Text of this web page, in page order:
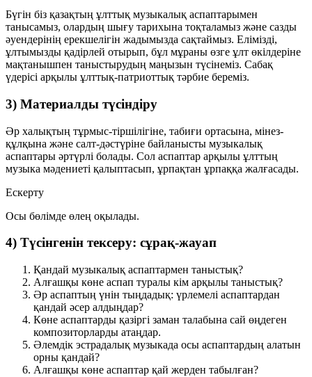
Бүгін біз қазақтың ұлттық музыкалық аспаптарымен
танысамыз, олардың шығу тарихына тоқталамыз және сазды
әуендерінің ерекшелігін жадымызда сақтаймыз. Елімізді,
ұлтымызды қадірлей отырып, бұл мұраны өзге ұлт өкілдеріне
мақтанышпен таныстырудың маңызын түсінеміз. Сабақ
үдерісі арқылы ұлттық-патриоттық тәрбие береміз.
3) Материалды түсіндіру
Әр халықтың тұрмыс-тіршілігіне, табиғи ортасына, мінез-
құлқына және салт-дәстүріне байланысты музыкалық
аспаптары әртүрлі болады. Сол аспаптар арқылы ұлттың
музыка мәдениеті қалыптасып, ұрпақтан ұрпаққа жалғасады.
Ескерту
Осы бөлімде өлең оқылады.
4) Түсінгенін тексеру: сұрақ-жауап
Қандай музыкалық аспаптармен таныстық?
Алғашқы көне аспап туралы кім арқылы таныстық?
Әр аспаптың үнін тыңдадық: үрлемелі аспаптардан
қандай әсер алдыңдар?
Көне аспаптарды қазіргі заман талабына сай өңдеген
композиторларды атаңдар.
Әлемдік эстрадалық музыкада осы аспаптардың алатын
орны қандай?
Алғашқы көне аспаптар қай жерден табылған?